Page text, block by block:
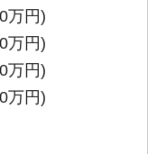
万円)
万円)
万円)
万円)